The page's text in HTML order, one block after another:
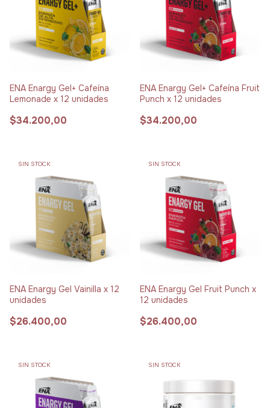
ENA Enargy Gel+ Cafeína
Lemonade x 12 unidades
$34.200,00
ENA Enargy Gel+ Cafeína Fruit
Punch x 12 unidades
$34.200,00
SIN STOCK
ENA Enargy Gel Vainilla x 12
unidades
$26.400,00
SIN STOCK
ENA Enargy Gel Fruit Punch x
12 unidades
$26.400,00
SIN STOCK SIN STOCK